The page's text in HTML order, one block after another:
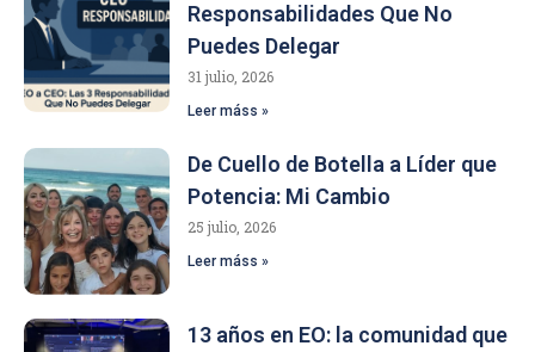
Responsabilidades Que No
Puedes Delegar
31 julio, 2026
Leer máss »
De Cuello de Botella a Líder que
Potencia: Mi Cambio
25 julio, 2026
Leer máss »
13 años en EO: la comunidad que